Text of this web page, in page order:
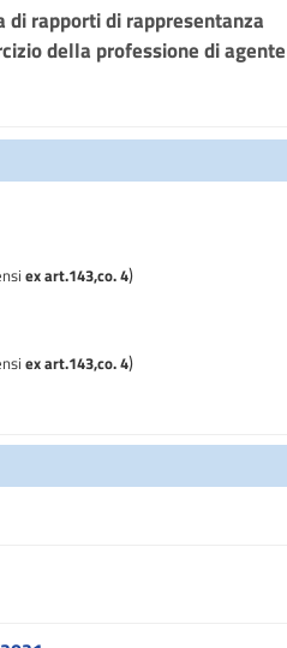
rapporti di rappresentanza
della professione di agente
ex art.143,co. 4)
ex art.143,co. 4)